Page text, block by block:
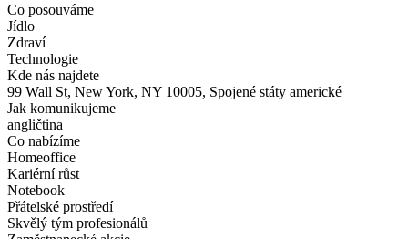
Co posouváme
Jídlo
Zdraví
Technologie
Kde nás najdete
99 Wall St, New York, NY 10005, Spojené státy americké
Jak komunikujeme
angličtina
Co nabízíme
Homeoffice
Kariérní růst
Notebook
Přátelské prostředí
Skvělý tým profesionálů